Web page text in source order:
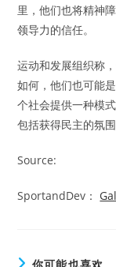
里，他们也将精神
领导力的信任。
运动和发展组织称
如何，他们也可能
个社会提供一种模
包括获得民主的氛
Source:
SportandDev：
你可能也喜欢